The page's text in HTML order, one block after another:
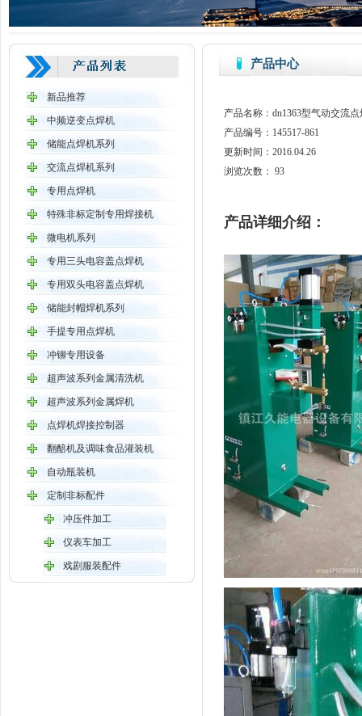
新品推荐
中频逆变点焊机
储能点焊机系列
交流点焊机系列
专用点焊机
特殊非标定制专用焊接机
微电机系列
专用三头电容盖点焊机
专用双头电容盖点焊机
储能封帽焊机系列
手提专用点焊机
冲铆专用设备
超声波系列金属清洗机
超声波系列金属焊机
点焊机焊接控制器
翻醅机及调味食品灌装机
自动瓶装机
定制非标配件
冲压件加工
仪表车加工
戏剧服装配件
产品中心
产品名称：dn1363型气动交流
产品编号：145517-861
更新时间：2016.04.26
浏览次数： 93
产品详细介绍：